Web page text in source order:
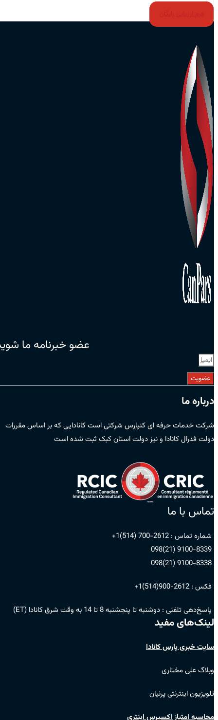
عضو خبرنامه ما شوید
عضویت
درباره ما
شرکت خدمات حرفه ای کنپارس شرکتی است کانادایی که بر اساس مقررات
دولت فدرال کانادا و نیز دولت استان کبک ثبت شده است
تماس با ما
شماره تماس : 2612-700 (514)1+
9100-8339 (21)098
9100-8338 (21)098
فکس : 2612-900(514)1+
پاسخ‌دهی تلفنی : دوشنبه تا پنجشنبه 8 تا 14 به وقت شرق کانادا (ET)
لینک‌های مفید
سایت خبری پارس کانادا
وبلاگ علی مختاری
تلویزیون اینترنتی پرنیان
محاسبه امتیاز اکسپرس اینتری